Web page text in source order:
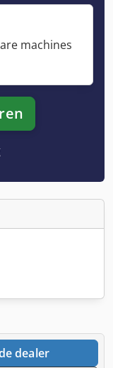
machines
dealer